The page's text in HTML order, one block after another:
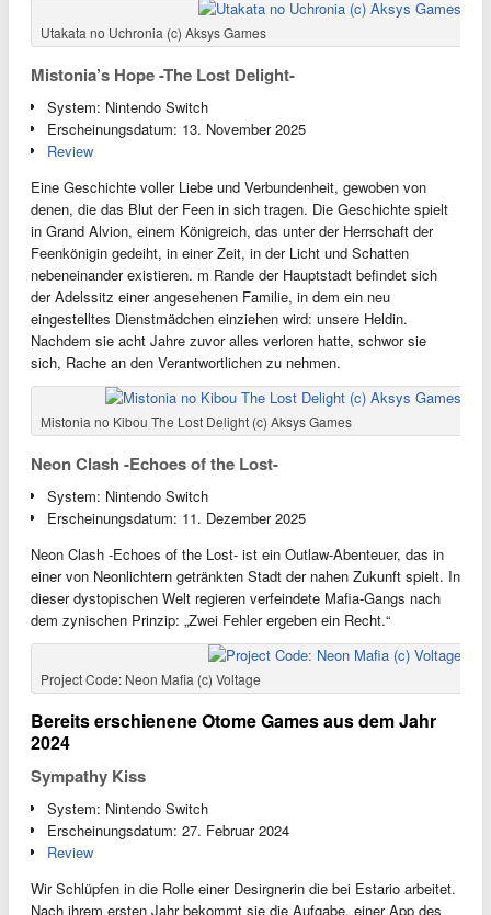
Utakata no Uchronia (c) Aksys Games
Mistonia’s Hope-The Lost Delight-
System: Nintendo Switch
Erscheinungsdatum: 13. November 2025
Review
Eine Geschichte voller Liebe und Verbundenheit, gewoben von
denen, die das Blut der Feen in sich tragen. Die Geschichte spielt
in Grand Alvion, einem Königreich, das unter der Herrschaft der
Feenkönigin gedeiht, in einer Zeit, in der Licht und Schatten
nebeneinander existieren. m Rande der Hauptstadt befindet sich
der Adelssitz einer angesehenen Familie, in dem ein neu
eingestelltes Dienstmädchen einziehen wird: unsere Heldin.
Nachdem sie acht Jahre zuvor alles verloren hatte, schwor sie
sich, Rache an den Verantwortlichen zu nehmen.
Mistonia no Kibou The Lost Delight (c) Aksys Games
Neon Clash -Echoes of the Lost-
System: Nintendo Switch
Erscheinungsdatum: 11. Dezember 2025
Neon Clash -Echoes of the Lost- ist ein Outlaw-Abenteuer, das in
einer von Neonlichtern getränkten Stadt der nahen Zukunft spielt. In
dieser dystopischen Welt regieren verfeindete Mafia-Gangs nach
dem zynischen Prinzip: „Zwei Fehler ergeben ein Recht.“
Project Code: Neon Mafia (c) Voltage
Bereits erschienene Otome Games aus dem Jahr
2024
Sympathy Kiss
System: Nintendo Switch
Erscheinungsdatum: 27. Februar 2024
Review
Wir Schlüpfen in die Rolle einer Desirgnerin die bei Estario arbeitet.
Nach ihrem ersten Jahr bekommt sie die Aufgabe, einer App des